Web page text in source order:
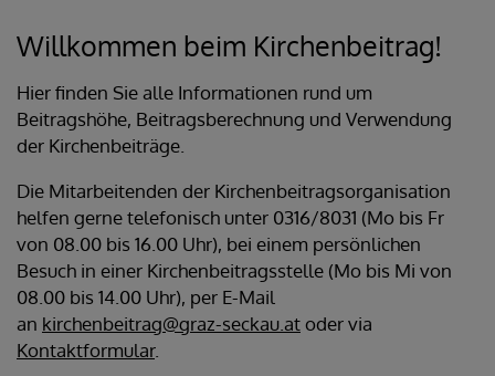
Willkommen beim Kirchenbeitrag!
Hier finden Sie alle Informationen rund um
Beitragshöhe, Beitragsberechnung und Verwendung
der Kirchenbeiträge.
Die Mitarbeitenden der Kirchenbeitragsorganisation
helfen gerne telefonisch unter 0316/8031 (Mo bis Fr
von 08.00 bis 16.00 Uhr), bei einem persönlichen
Besuch in einer Kirchenbeitragsstelle (Mo bis Mi von
08.00 bis 14.00 Uhr), per E-Mail
an kirchenbeitrag@graz-seckau.atoder via
Kontaktformular.